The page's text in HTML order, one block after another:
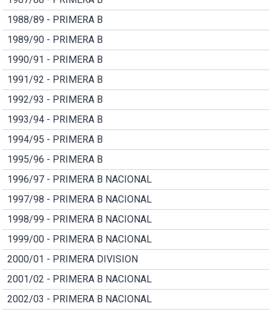
1988/89 - PRIMERA B
1989/90 - PRIMERA B
1990/91 - PRIMERA B
1991/92 - PRIMERA B
1992/93 - PRIMERA B
1993/94 - PRIMERA B
1994/95 - PRIMERA B
1995/96 - PRIMERA B
1996/97 - PRIMERA B NACIONAL
1997/98 - PRIMERA B NACIONAL
1998/99 - PRIMERA B NACIONAL
1999/00 - PRIMERA B NACIONAL
2000/01 - PRIMERA DIVISION
2001/02 - PRIMERA B NACIONAL
2002/03 - PRIMERA B NACIONAL